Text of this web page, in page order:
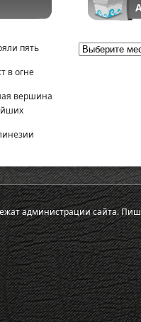
пять
в огне
вершина
Архив
администрации сайта.